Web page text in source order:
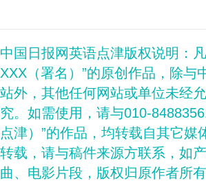
中国日报网英语点津版权说明：
XXX（署名）”的原创作品，除
站外，其他任何网站或单位未经
究。如需使用，请与010-
点津）”的作品，均转载自其它
转载，请与稿件来源方联系，如
曲、电影片段，版权归原作者所